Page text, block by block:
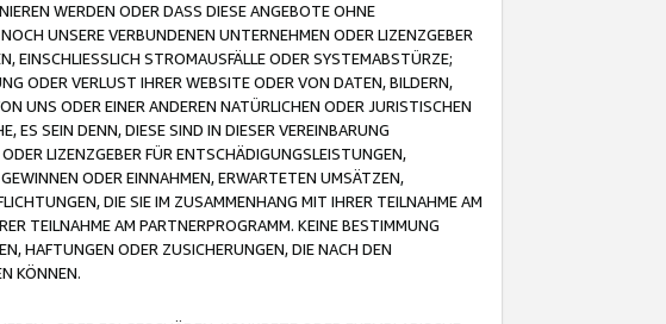
WERDEN ODER DASS DIESE ANGEBOTE OHNE
UNSERE VERBUNDENEN UNTERNEHMEN ODER LIZENZGEBER
EINSCHLIESSLICH STROMAUSFÄLLE ODER SYSTEMABSTÜRZE;
ODER VERLUST IHRER WEBSITE ODER VON DATEN, BILDERN,
UNS ODER EINER ANDEREN NATÜRLICHEN ODER JURISTISCHEN
ES SEIN DENN, DIESE SIND IN DIESER VEREINBARUNG
LIZENZGEBER FÜR ENTSCHÄDIGUNGSLEISTUNGEN,
ODER EINNAHMEN, ERWARTETEN UMSÄTZEN,
DIE SIE IM ZUSAMMENHANG MIT IHRER TEILNAHME AM
TEILNAHME AM PARTNERPROGRAMM. KEINE BESTIMMUNG
HAFTUNGEN ODER ZUSICHERUNGEN, DIE NACH DEN
KÖNNEN.